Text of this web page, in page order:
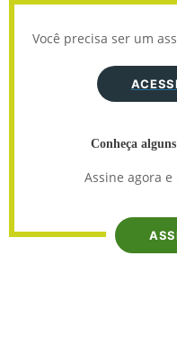
Você precisa ser um
Conheça
Assine agora